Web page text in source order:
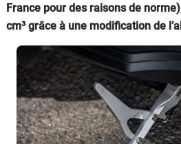
France pour des raisons de
cm³ grâce à une modification de